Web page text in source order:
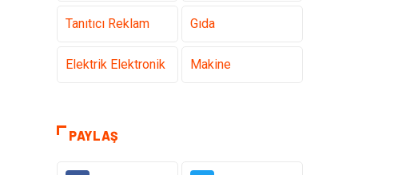
Tanıtıcı Reklam Gıda
Elektrik Elektronik Makine
PAYLAŞ